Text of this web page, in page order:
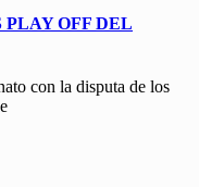
PLAY OFF DEL
con la disputa de los